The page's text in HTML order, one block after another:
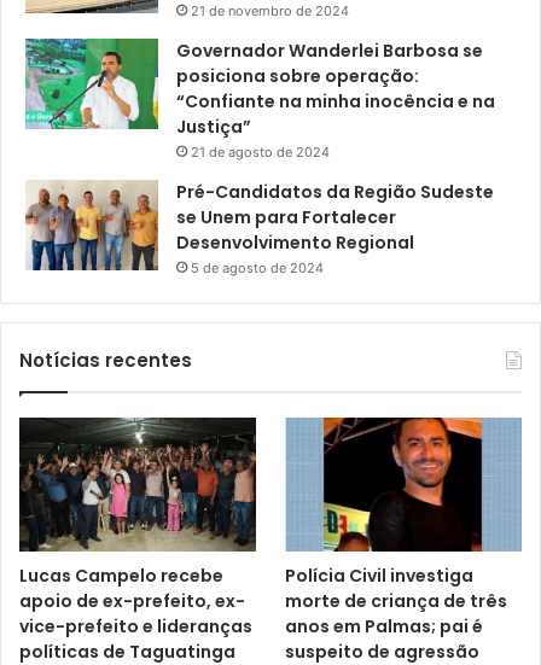
21 de novembro de 2024
Governador Wanderlei Barbosa se
posiciona sobre operação:
“Confiante na minha inocência e na
Justiça”
21 de agosto de 2024
Pré-Candidatos da Região Sudeste
se Unem para Fortalecer
Desenvolvimento Regional
5 de agosto de 2024
Notícias recentes
Lucas Campelo recebe
apoio de ex-prefeito, ex-
vice-prefeito e lideranças
políticas de Taguatinga
Polícia Civil investiga
morte de criança de três
anos em Palmas; pai é
suspeito de agressão